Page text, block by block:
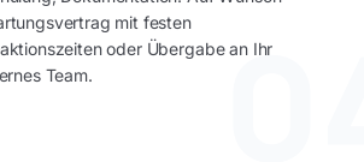
mit festen
oder Übergabe an Ihr
Team.